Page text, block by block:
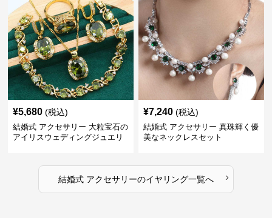
¥5,680 (税込)
結婚式 アクセサリー 大粒宝石の
アイリスウェディングジュエリ
¥7,240 (税込)
結婚式 アクセサリー 真珠輝く優
美なネックレスセット
結婚式 アクセサリーのイヤリング一覧へ ›